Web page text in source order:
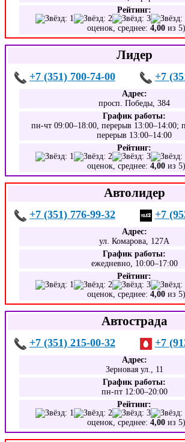
Рейтинг:
оценок, среднее:4,00 из 5)
Лидер
+7 (351) 700-74-00 +7
Адрес:
просп. Победы, 384
График работы:
пн-чт 09:00–18:00, перерыв 13:00–14:00;
перерыв 13:00–14:00
Рейтинг:
оценок, среднее:4,00 из 5)
Автолидер
+7 (351) 776-99-32 +7
Адрес:
ул. Комарова, 127А
График работы:
ежедневно, 10:00–17:00
Рейтинг:
оценок, среднее:4,00 из 5)
Автострада
+7 (351) 215-00-32 +7
Адрес:
Зерновая ул., 11
График работы:
пн-пт 12:00–20:00
Рейтинг:
оценок, среднее:4,00 из 5)